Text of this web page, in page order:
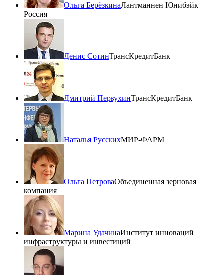
Ольга БерёзкинаЛантманнен Юнибэйк
Россия
Денис СотинТрансКредитБанк
Дмитрий ПервухинТрансКредитБанк
Наталья РусскихМИР-ФАРМ
Ольга ПетроваОбъединенная зерновая
компания
Марина УдачинаИнститут инноваций
инфраструктуры и инвестиций